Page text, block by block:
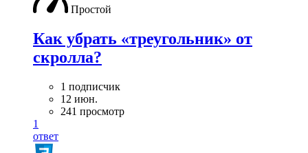
Простой
Как убрать «треугольник» от
скролла?
1 подписчик
12 июн.
241 просмотр
1
ответ